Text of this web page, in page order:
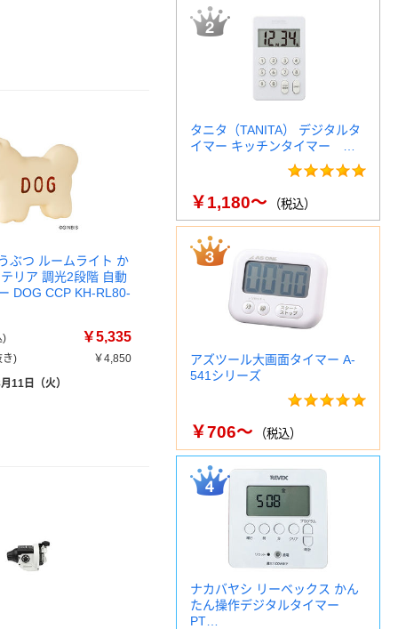
ぶつ ルームライト か
リア 調光2段階 自動
DOG CCP KH-RL80-
) ￥5,335
き)
￥4,850
11日（火）
タニタ（TANITA） デジタルタ
イマー キッチンタイマー …
￥1,180～ （税込）
アズツール大画面タイマー A-
541シリーズ
￥706～ （税込）
ナカバヤシ リーベックス かん
たん操作デジタルタイマー
PT…